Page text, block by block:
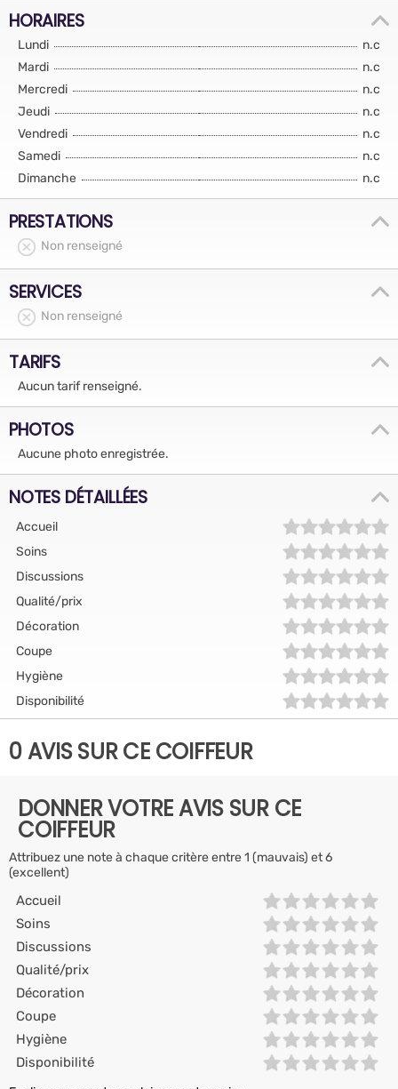
HORAIRES
Lundi
n.c
Mardi
n.c
Mercredi
n.c
Jeudi
n.c
Vendredi
n.c
Samedi
n.c
Dimanche
n.c
PRESTATIONS
Non renseigné
SERVICES
Non renseigné
TARIFS
Aucun tarif renseigné.
PHOTOS
Aucune photo enregistrée.
NOTES DÉTAILLÉES
Accueil
Soins
Discussions
Qualité/prix
Décoration
Coupe
Hygiène
Disponibilité
0 AVIS SUR CE COIFFEUR
DONNER VOTRE AVIS SUR CE
COIFFEUR
Attribuez une note à chaque critère entre 1 (mauvais) et 6
(excellent)
Accueil
Soins
Discussions
Qualité/prix
Décoration
Coupe
Hygiène
Disponibilité